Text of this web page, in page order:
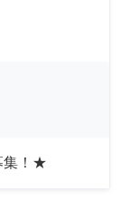
集！★